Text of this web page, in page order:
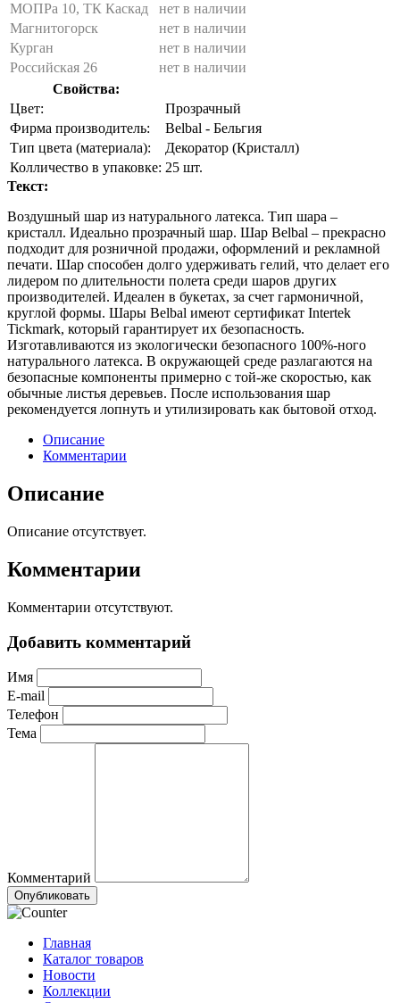
МОПРа 10, ТК Каскад
нет в наличии
Магнитогорск
нет в наличии
Курган
нет в наличии
Российская 26
нет в наличии
Свойства:
Цвет:
Прозрачный
Фирма производитель:
Belbal - Бельгия
Тип цвета (материала):
Декоратор (Кристалл)
Колличество в упаковке: 25 шт.
Текст:
Воздушный шар из натурального латекса. Тип шара –
кристалл. Идеально прозрачный шар. Шар Belbal – прекрасно
подходит для розничной продажи, оформлений и рекламной
печати. Шар способен долго удерживать гелий, что делает его
лидером по длительности полета среди шаров других
производителей. Идеален в букетах, за счет гармоничной,
круглой формы. Шары Belbal имеют сертификат Intertek
Tickmark, который гарантирует их безопасность.
Изготавливаются из экологически безопасного 100%-ного
натурального латекса. В окружающей среде разлагаются на
безопасные компоненты примерно с той-же скоростью, как
обычные листья деревьев. После использования шар
рекомендуется лопнуть и утилизировать как бытовой отход.
Описание
Комментарии
Описание
Описание отсутствует.
Комментарии
Комментарии отсутствуют.
Добавить комментарий
Имя
E-mail
Телефон
Тема
Комментарий
Опубликовать
Главная
Каталог товаров
Новости
Коллекции